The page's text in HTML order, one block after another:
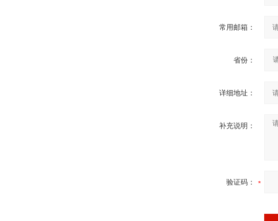
常用邮箱：
省份：
详细地址：
补充说明：
验证码：